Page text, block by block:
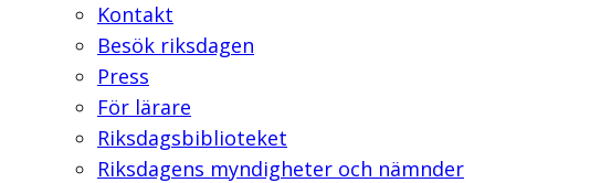
Kontakt
Besök riksdagen
Press
För lärare
Riksdagsbiblioteket
Riksdagens myndigheter och nämnder